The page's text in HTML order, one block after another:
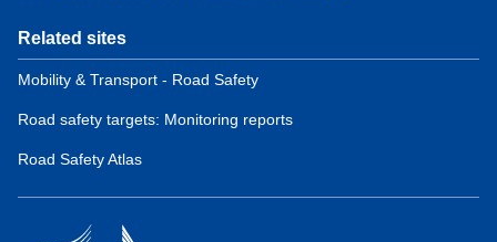
Related sites
Mobility & Transport - Road Safety
Road safety targets: Monitoring reports
Road Safety Atlas